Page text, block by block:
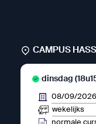
CAMPUS
dinsdag
08/09/2026
wekelijks